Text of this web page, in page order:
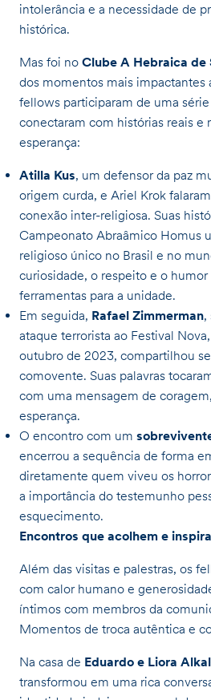
intolerância e a necessidade de
histórica.
Mas foi no Clube A Hebraica de
dos momentos mais impactantes
fellows participaram de uma
conectaram com histórias reais e
esperança:
Atilla Kus, um defensor da paz
origem curda, e Ariel Krok
conexão inter-religiosa. Suas
Campeonato Abraâmico Homus
religioso único no Brasil e no
curiosidade, o respeito e o
ferramentas para a unidade.
Em seguida, Rafael Zimmerman,
ataque terrorista ao Festival
outubro de 2023, compartilhou
comovente. Suas palavras
com uma mensagem de
esperança.
O encontro com um
encerrou a sequência de forma
diretamente quem viveu os
a importância do testemunho
esquecimento.
Encontros que acolhem e
Além das visitas e palestras, os
com calor humano e
íntimos com membros da
Momentos de troca autêntica e
Na casa de Eduardo e Liora
transformou em uma rica